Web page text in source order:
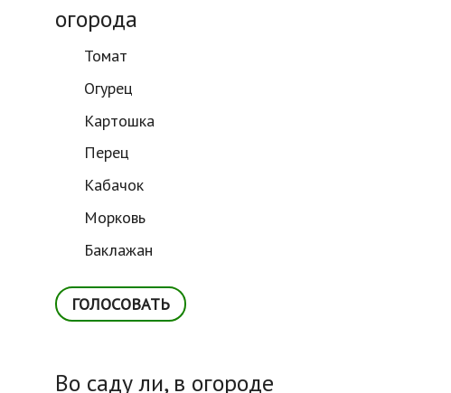
огорода
Томат
Огурец
Картошка
Перец
Кабачок
Морковь
Баклажан
Во саду ли, в огороде